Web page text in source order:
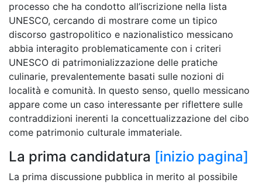
processo che ha condotto all’iscrizione nella lista
UNESCO, cercando di mostrare come un tipico
discorso gastropolitico e nazionalistico messicano
abbia interagito problematicamente con i criteri
UNESCO di patrimonializzazione delle pratiche
culinarie, prevalentemente basati sulle nozioni di
località e comunità. In questo senso, quello messicano
appare come un caso interessante per riflettere sulle
contraddizioni inerenti la concettualizzazione del cibo
come patrimonio culturale immateriale.
La prima candidatura [inizio pagina]
La prima discussione pubblica in merito al possibile